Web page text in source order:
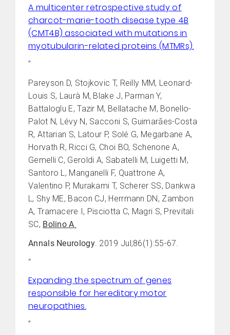
A multicenter retrospective study of
charcot-marie-tooth disease type 4B
(CMT4B) associated with mutations in
myotubularin-related proteins (MTMRs).
”
Pareyson D, Stojkovic T, Reilly MM, Leonard-
Louis S, Laurà M, Blake J, Parman Y,
Battaloglu E, Tazir M, Bellatache M, Bonello-
Palot N, Lévy N, Sacconi S, Guimarães-Costa
R, Attarian S, Latour P, Solé G, Megarbane A,
Horvath R, Ricci G, Choi BO, Schenone A,
Gemelli C, Geroldi A, Sabatelli M, Luigetti M,
Santoro L, Manganelli F, Quattrone A,
Valentino P, Murakami T, Scherer SS, Dankwa
L, Shy ME, Bacon CJ, Herrmann DN, Zambon
A, Tramacere I, Pisciotta C, Magri S, Previtali
SC, Bolino A.
Annals Neurology. 2019 Jul;86(1):55-67.
“
Expanding the spectrum of genes
responsible for hereditary motor
neuropathies.
”